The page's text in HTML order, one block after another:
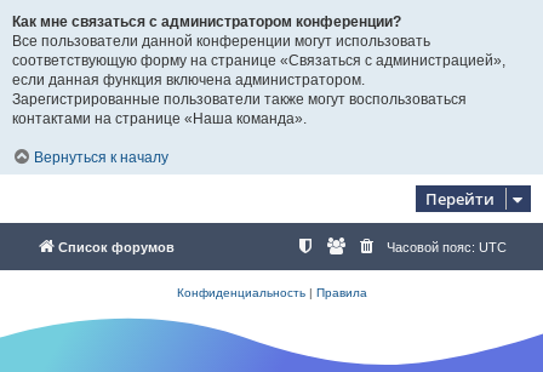
Как мне связаться с администратором конференции?
Все пользователи данной конференции могут использовать
соответствующую форму на странице «Связаться с администрацией»,
если данная функция включена администратором.
Зарегистрированные пользователи также могут воспользоваться
контактами на странице «Наша команда».
Вернуться к началу
Перейти
Список форумов Часовой пояс: UTC
Конфиденциальность| Правила